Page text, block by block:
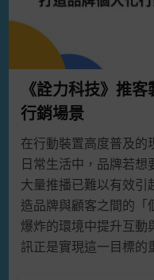
《詮力科技》推
行銷場景
在行動裝置高度普及的
日常生活中，品牌若
大量推播已難以有效引
造品牌與顧客之間的「
爆炸的環境中提升互動
訊正是實現這一目標的